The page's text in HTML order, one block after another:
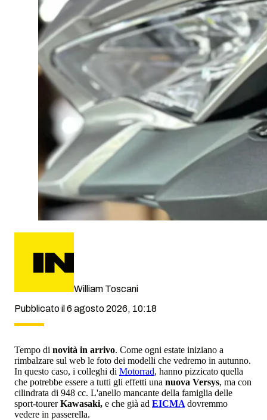
William Toscani
Pubblicato il 6 agosto 2026, 10:18
Tempo di novità in arrivo. Come ogni estate iniziano a
rimbalzare sul web le foto dei modelli che vedremo in autunno.
In questo caso, i colleghi di Motorrad, hanno pizzicato quella
che potrebbe essere a tutti gli effetti una nuova Versys, ma con
cilindrata di 948 cc. L'anello mancante della famiglia delle
sport-tourerKawasaki, e che già ad EICMA dovremmo
vedere in passerella.